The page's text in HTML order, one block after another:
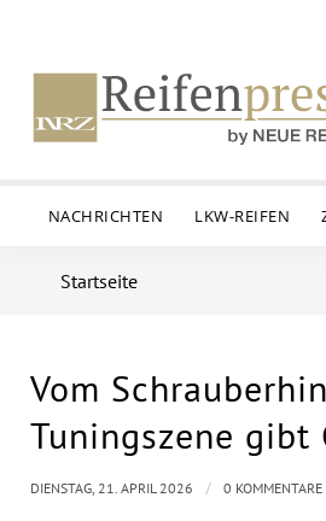
NACHRICHTEN LKW-REIFEN
Startseite
Vom
Tuningszene gibt
DIENSTAG, 21. APRIL 2026 / 0 KOMMENTARE